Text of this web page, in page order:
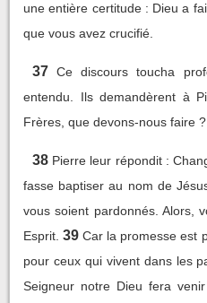
une entière certitude : Dieu a
que vous avez crucifié.
37 Ce discours toucha
entendu. Ils demandèrent à
Frères, que devons-nous faire ?
38 Pierre leur répondit :
fasse baptiser au nom de
vous soient pardonnés. Alors,
Esprit. 39 Car la promesse est
pour ceux qui vivent dans les
Seigneur notre Dieu fera